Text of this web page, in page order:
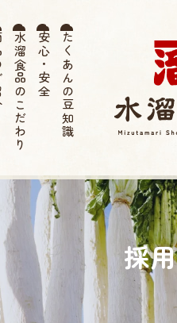
薩
あ
食
統
水溜食品のこだわり安心・安全たくあんの豆知識
採